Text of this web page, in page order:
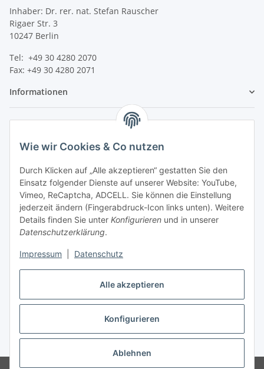
Alle akzeptieren
Konfigurieren
Ablehnen
Wie wir Cookies & Co nutzen
Durch Klicken auf „Alle akzeptieren“ gestatten Sie den
Einsatz folgender Dienste auf unserer Website: YouTube,
Vimeo, ReCaptcha, ADCELL. Sie können die Einstellung
jederzeit ändern (Fingerabdruck-Icon links unten). Weitere
Details finden Sie unter Konfigurieren und in unserer
Datenschutzerklärung.
Impressum Datenschutz
Inhaber: Dr. rer. nat. Stefan Rauscher
Rigaer Str. 3
10247 Berlin
Tel: +49 30 4280 2070
Fax: +49 30 4280 2071
Informationen
Gesetzliche Informationen
Vertrag widerrufen
* Alle Preise inkl. gesetzlicher USt., zzgl.Versand